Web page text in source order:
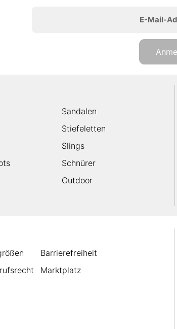
E-Mail-
Sandalen
Stiefeletten
Slings
Schnürer
Outdoor
Barrierefreiheit
Marktplatz